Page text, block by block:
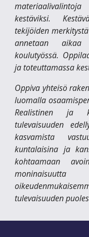
kestäviksi.
tekijöiden
annetaan aikaa
koulutyössä.
ja toteuttamassa
Oppiva yhteisö
luomalla
Realistinen ja
tulevaisuuden
kasvamista
kuntalaisina ja
kohtaamaan
tulevaisuuden